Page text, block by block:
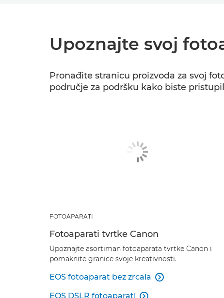
Upoznajte svoj
Pronađite stranicu proizvoda za svoj
područje za podršku kako biste
FOTOAPARATI
Fotoaparati tvrtke Canon
Upoznajte asortiman fotoaparata tvrtke Canon i
pomaknite granice svoje kreativnosti.
EOS fotoaparat bez zrcala 
EOS DSLR fotoaparati 